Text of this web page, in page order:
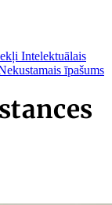
Intelektuālais
īpašums